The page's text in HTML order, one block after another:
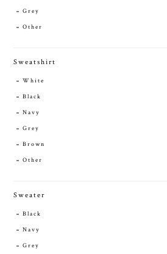
Grey
Other
Sweatshirt
White
Black
Navy
Grey
Brown
Other
Sweater
Black
Navy
Grey